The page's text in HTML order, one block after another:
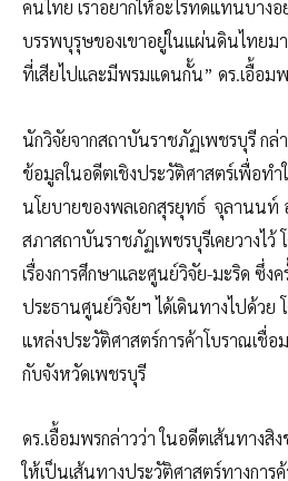
คนไทย เราอยากให้อะไรทดแทนบางอ
บรรพบุรุษของเขาอยู่ในแผ่นดินไทยม
ที่เสียไปและมีพรมแดนกั้น” ดร.เอื้อม
นักวิจัยจากสถาบันราชภัฏเพชรบุรี กล่
ข้อมูลในอดีตเชิงประวัติศาสตร์เพื่อท
นโยบายของพลเอกสุรยุทธ์ จุลานนท์
สภาสถาบันราชภัฏเพชรบุรีเคยวางไว้
เรื่องการศึกษาและศูนย์วิจัย-มะริด ซึ่ง
ประธานศูนย์วิจัยฯ ได้เดินทางไปด้วย โ
แหล่งประวัติศาสตร์การค้าโบราณเชื่อ
กับจังหวัดเพชรบุรี
ดร.เอื้อมพรกล่าวว่า ในอดีตเส้นทางสิ
ให้เป็นเส้นทางประวัติศาสตร์ทางกา